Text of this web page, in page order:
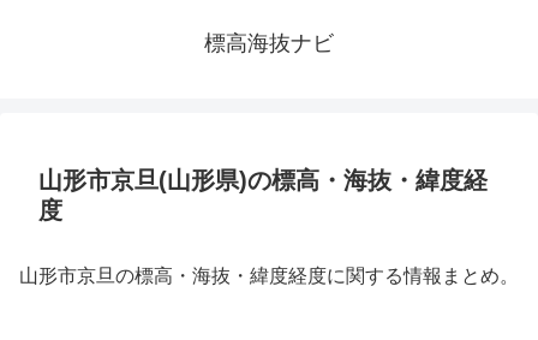
標高海抜ナビ
山形市京旦(山形県)の標高・海抜・緯度経
度
山形市京旦の標高・海抜・緯度経度に関する情報まとめ。